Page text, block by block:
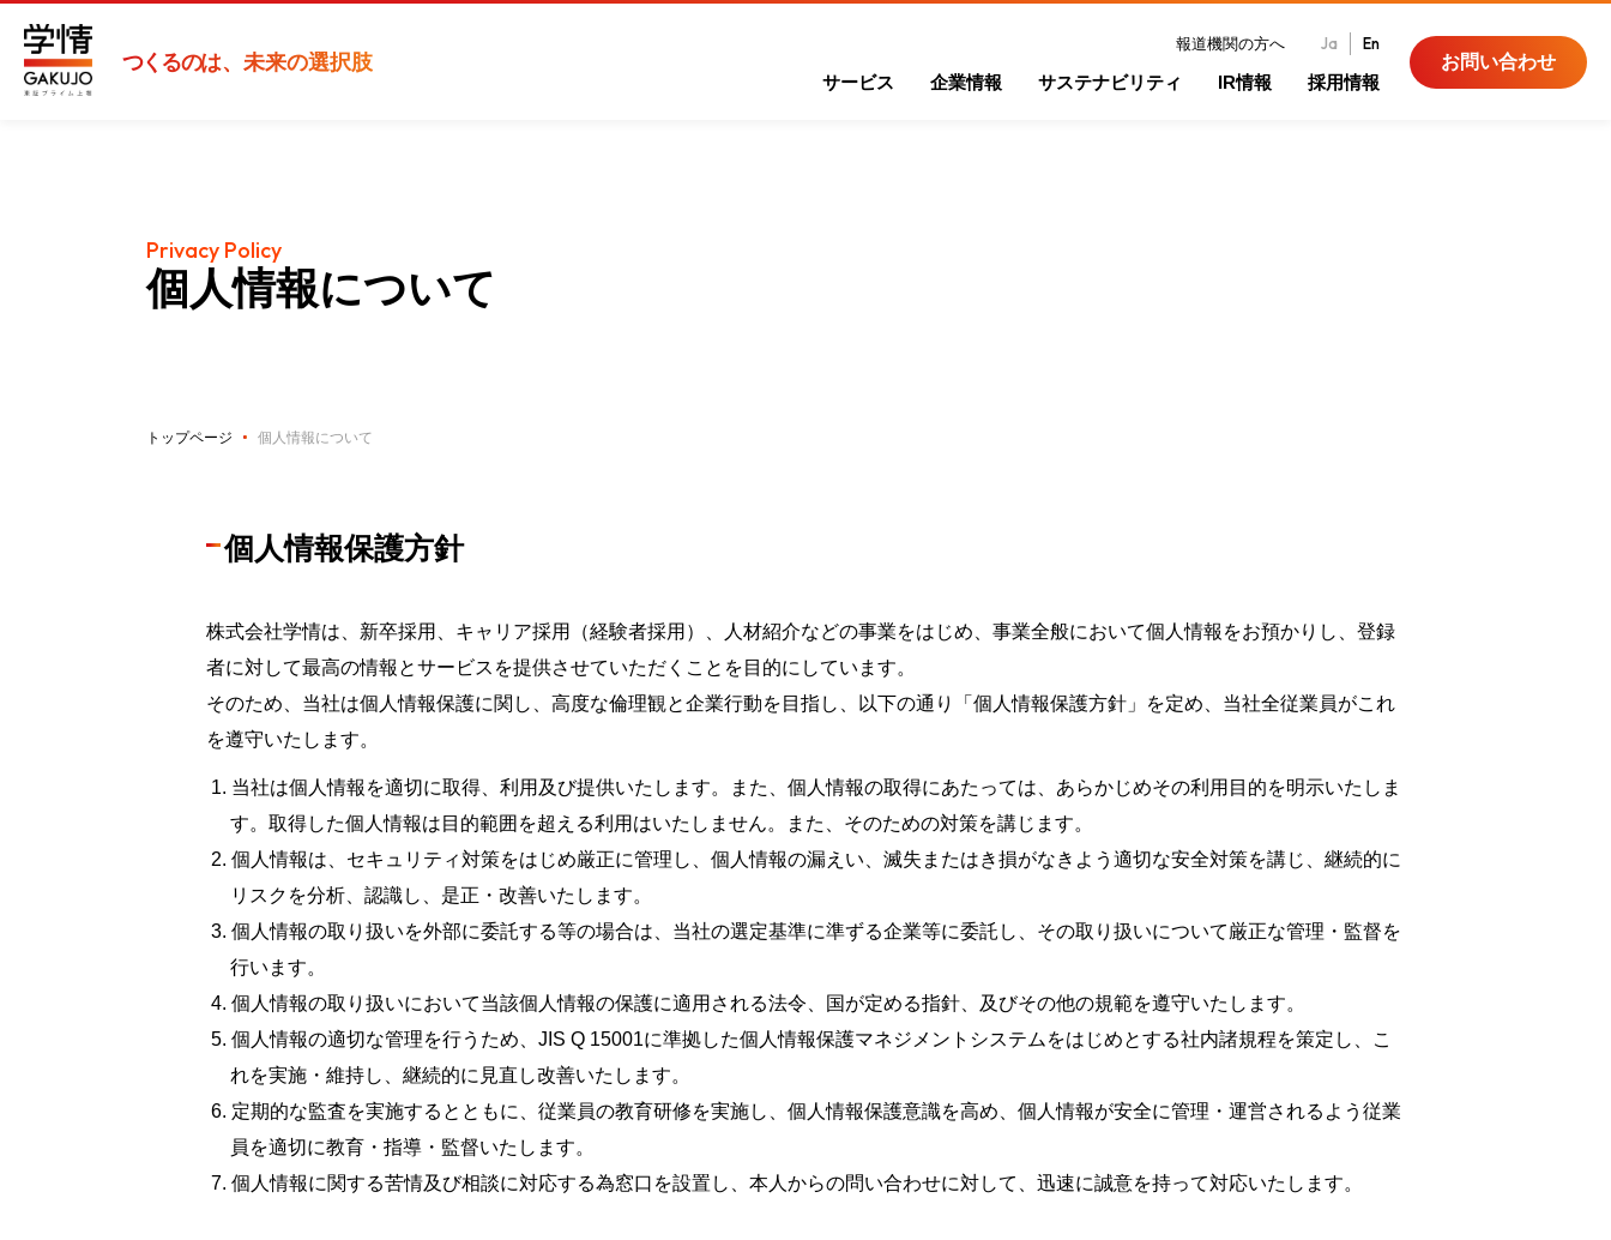
つくるのは、未来の選択肢
報道機関の方へ Ja En
サービス 企業情報 サステナビリティ IR情報 採用情報
お問い合わせ
Privacy Policy
個人情報について
トップページ 個人情報について
個人情報保護方針
株式会社学情は、新卒採用、キャリア採用（経験者採用）、人材紹介などの事業をはじめ、事業全般において個人情報をお預かりし、登録
者に対して最高の情報とサービスを提供させていただくことを目的にしています。
そのため、当社は個人情報保護に関し、高度な倫理観と企業行動を目指し、以下の通り「個人情報保護方針」を定め、当社全従業員がこれ
を遵守いたします。
当社は個人情報を適切に取得、利用及び提供いたします。また、個人情報の取得にあたっては、あらかじめその利用目的を明示いたしま
す。取得した個人情報は目的範囲を超える利用はいたしません。また、そのための対策を講じます。
個人情報は、セキュリティ対策をはじめ厳正に管理し、個人情報の漏えい、滅失またはき損がなきよう適切な安全対策を講じ、継続的に
リスクを分析、認識し、是正・改善いたします。
個人情報の取り扱いを外部に委託する等の場合は、当社の選定基準に準ずる企業等に委託し、その取り扱いについて厳正な管理・監督を
行います。
個人情報の取り扱いにおいて当該個人情報の保護に適用される法令、国が定める指針、及びその他の規範を遵守いたします。
個人情報の適切な管理を行うため、JIS Q 15001に準拠した個人情報保護マネジメントシステムをはじめとする社内諸規程を策定し、こ
れを実施・維持し、継続的に見直し改善いたします。
定期的な監査を実施するとともに、従業員の教育研修を実施し、個人情報保護意識を高め、個人情報が安全に管理・運営されるよう従業
員を適切に教育・指導・監督いたします。
個人情報に関する苦情及び相談に対応する為窓口を設置し、本人からの問い合わせに対して、迅速に誠意を持って対応いたします。